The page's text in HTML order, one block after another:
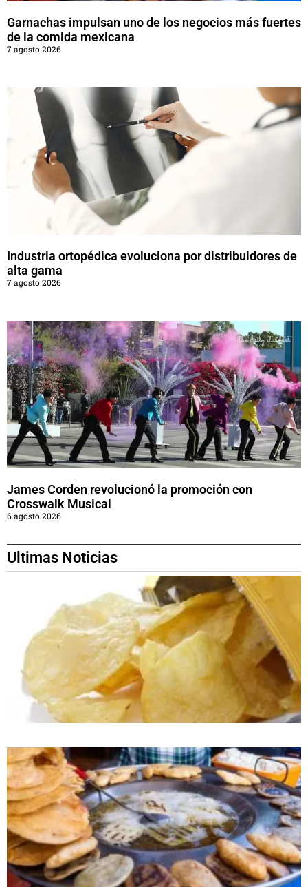
Garnachas impulsan uno de los negocios más fuertes
de la comida mexicana
7 agosto 2026
Industria ortopédica evoluciona por distribuidores de
alta gama
7 agosto 2026
James Corden revolucionó la promoción con
Crosswalk Musical
6 agosto 2026
Ultimas Noticias